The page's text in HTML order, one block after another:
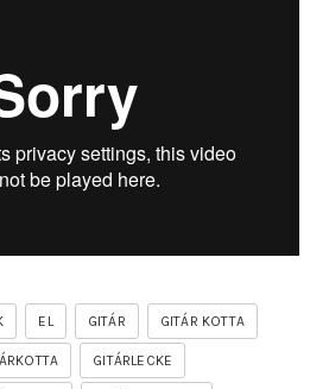
EL GITÁR GITÁR KOTTA
GITÁRLECKE